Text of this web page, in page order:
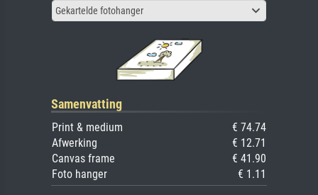
Gekartelde fotohanger
Samenvatting
Print & medium
€ 74.74
Afwerking
€ 12.71
Canvas frame
€ 41.90
Foto hanger
€ 1.11